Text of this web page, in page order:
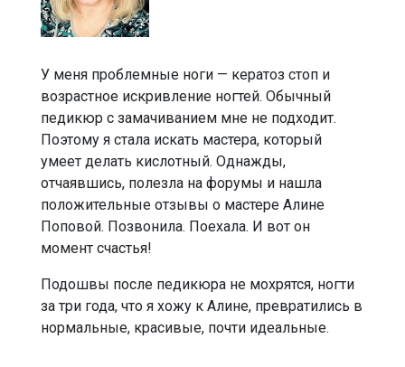
У меня проблемные ноги — кератоз стоп и
возрастное искривление ногтей. Обычный
педикюр с замачиванием мне не подходит.
Поэтому я стала искать мастера, который
умеет делать кислотный. Однажды,
отчаявшись, полезла на форумы и нашла
положительные отзывы о мастере Алине
Поповой. Позвонила. Поехала. И вот он
момент счастья!
Подошвы после педикюра не мохрятся, ногти
за три года, что я хожу к Алине, превратились в
нормальные, красивые, почти идеальные.